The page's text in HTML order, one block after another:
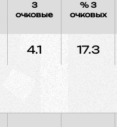
3
очковые
% 3
очковых
4.1 17.3